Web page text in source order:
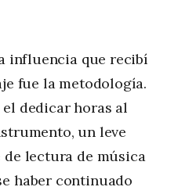
influencia que recibí
fue la metodología.
dedicar horas al
un leve
de lectura de música
haber continuado